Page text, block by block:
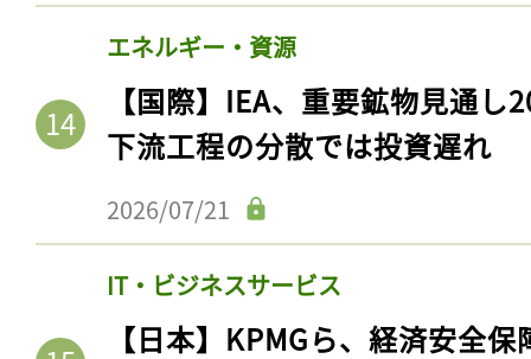
【国際】北方林の樹冠、永久
590億トン保護。初の定量化
2日前
エネルギー・資源
【国際】IEA、重要鉱物見通し
下流工程の分散では投資遅れ